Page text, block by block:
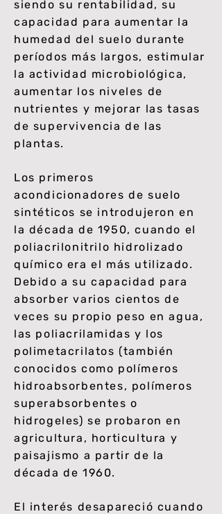
siendo su rentabilidad, su
capacidad para aumentar la
humedad del suelo durante
períodos más largos, estimular
la actividad microbiológica,
aumentar los niveles de
nutrientes y mejorar las tasas
de supervivencia de las
plantas.
Los primeros
acondicionadores de suelo
sintéticos se introdujeron en
la década de 1950, cuando el
poliacrilonitrilo hidrolizado
químico era el más utilizado.
Debido a su capacidad para
absorber varios cientos de
veces su propio peso en agua,
las poliacrilamidas y los
polimetacrilatos (también
conocidos como polímeros
hidroabsorbentes, polímeros
superabsorbentes o
hidrogeles) se probaron en
agricultura, horticultura y
paisajismo a partir de la
década de 1960.
El interés desapareció cuando